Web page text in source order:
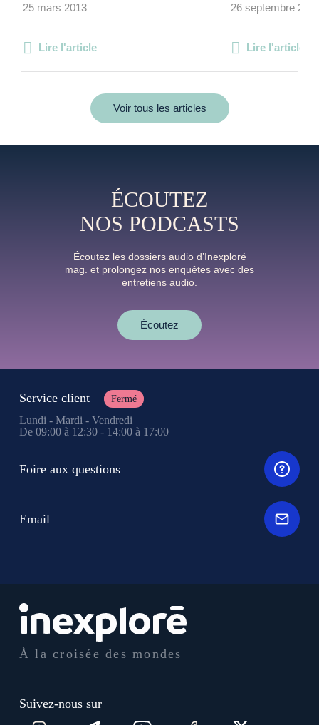
25 mars 2013
Lire l'article
26 septembre
Lire l'article
Voir tous les articles
ÉCOUTEZ
NOS PODCASTS
Écoutez les dossiers audio d’Inexploré
mag. et prolongez nos enquêtes avec des
entretiens audio.
Écoutez
À la croisée des mondes
Suivez-nous sur
Service client Fermé
Lundi - Mardi - Vendredi
De 09:00 à 12:30 - 14:00 à 17:00
Foire aux questions
Email